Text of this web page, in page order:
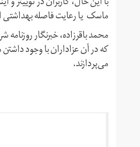
ماسک یا رعایت فاصله بهداشتی
محمد باقرزاده، خبرنگار
که در آن عزاداران با وجود
می‌پردازند.